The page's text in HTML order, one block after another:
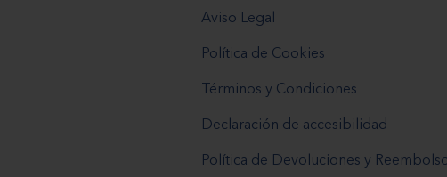
Aviso Legal
Política de Cookies
Términos y Condiciones
Declaración de accesibilidad
Política de Devoluciones y